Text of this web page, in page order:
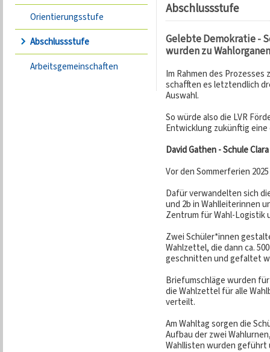
Orientierungsstufe
Abschlussstufe
Arbeitsgemeinschaften
Abschlussstufe
Gelebte Demokratie -
wurden zu Wahlorganen
Im Rahmen des
schafften es letztendlich
Auswahl.
So würde also die LVR
Entwicklung zukünftig
David Gathen - Schule
Vor den Sommerferien
Dafür verwandelten sich
und 2b in Wahlleiterinnen
Zentrum für Wahl-Logistik
Zwei Schüler*innen
Wahlzettel, die dann ca.
geschnitten und gefaltet
Briefumschläge wurden
die Wahlzettel für alle
verteilt.
Am Wahltag sorgen die
Aufbau der zwei
Wahllisten wurden geführt